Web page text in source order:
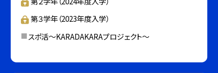
第３学年（2023年度入学）
スポ活～KARADAKARAプロジェクト～